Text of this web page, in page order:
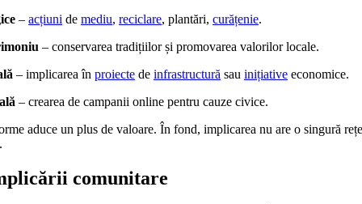
– acțiuni de mediu, reciclare, plantări, curățenie.
– conservarea tradițiilor și promovarea valorilor locale.
– implicarea în proiecte de infrastructură sau inițiative economice.
– crearea de campanii online pentru cauze civice.
aduce un plus de valoare. În fond, implicarea nu are o singură
comunitare